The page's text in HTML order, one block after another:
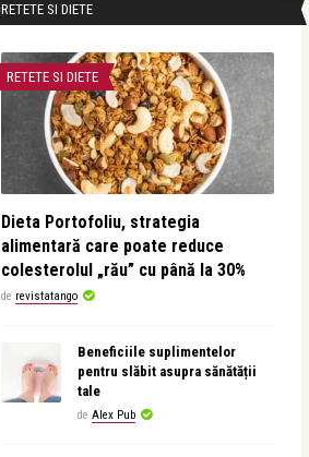
RETETE SI DIETE
RETETE SI DIETE
Dieta Portofoliu, strategia
alimentară care poate reduce
colesterolul „rău” cu până la 30%
de revistatango
Beneficiile suplimentelor
pentru slăbit asupra sănătății
tale
de Alex Pub